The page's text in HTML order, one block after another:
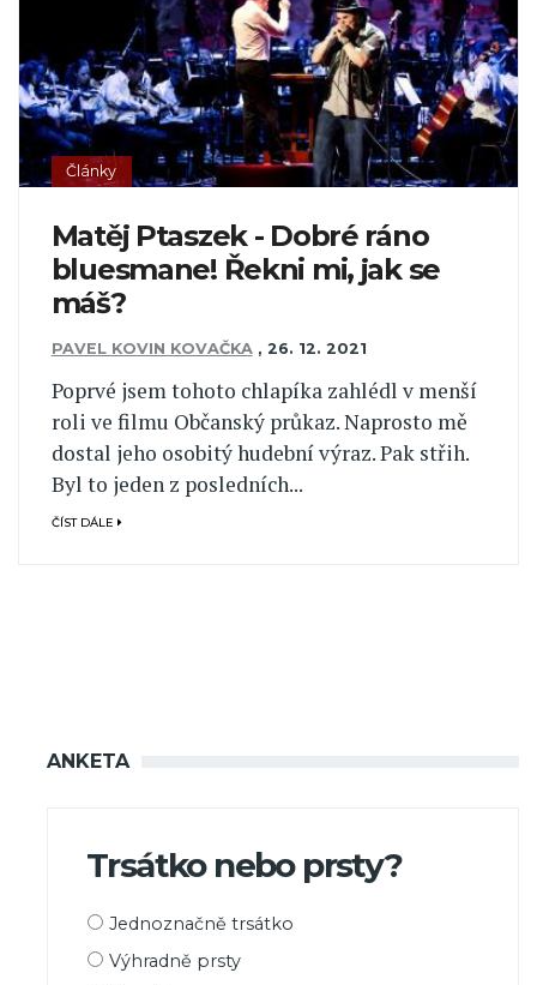
Články
Matěj Ptaszek - Dobré ráno
bluesmane! Řekni mi, jak se
máš?
PAVEL KOVIN KOVAČKA , 26. 12. 2021
Poprvé jsem tohoto chlapíka zahlédl v menší
roli ve filmu Občanský průkaz. Naprosto mě
dostal jeho osobitý hudební výraz. Pak střih.
Byl to jeden z posledních...
ČÍST DÁLE
ANKETA
Trsátko nebo prsty?
Možnosti
Jednoznačně trsátko
Výhradně prsty